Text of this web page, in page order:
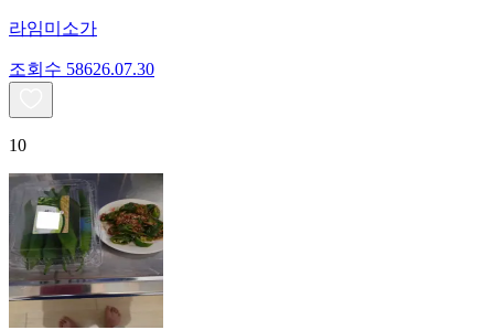
라임미소가
조회수 58626.07.30
10